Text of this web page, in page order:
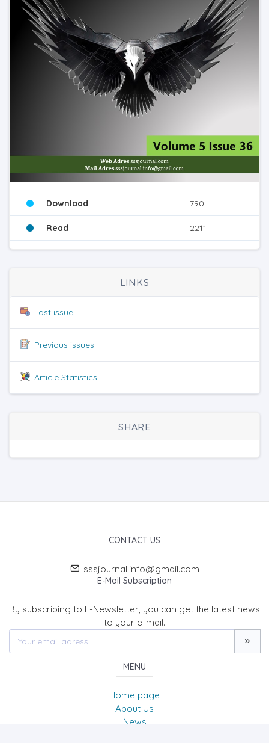
Download 790
Read 2211
LINKS
Last issue
Previous issues
Article Statistics
SHARE
CONTACT US
sssjournal.info@gmail.com
E-Mail Subscription
By subscribing to E-Newsletter, you can get the latest news
to your e-mail.
MENU
Home page
About Us
News